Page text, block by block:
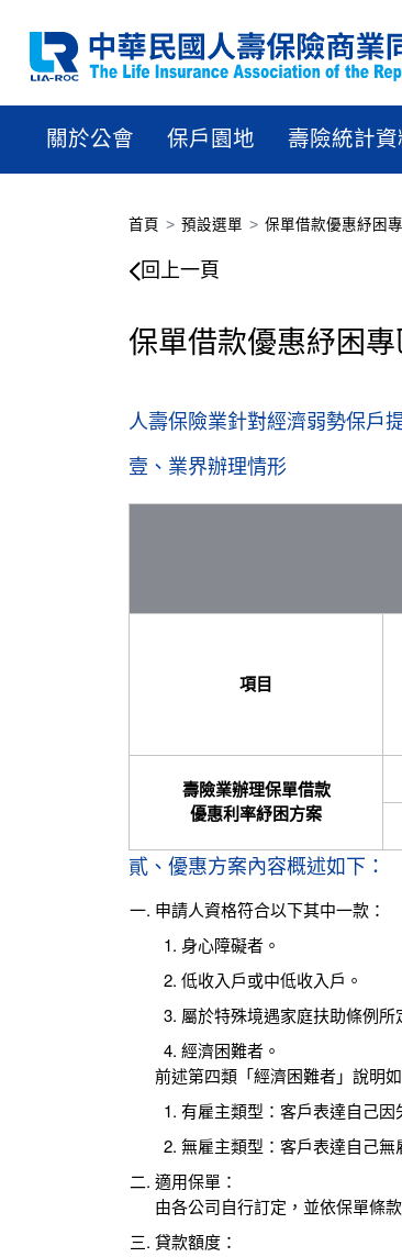
關於公會 保戶園地 壽險統計資
保單借款優惠紓困
首頁 預設選單 保單借款優惠紓困
回上一頁
保單借款優惠紓困專
人壽保險業針對經濟弱勢保戶
壹、業界辦理情形
項目
壽險業辦理保單借款
優惠利率紓困方案
貳、優惠方案內容概述如下：
申請人資格符合以下其中一款：
身心障礙者。
低收入戶或中低收入戶。
屬於特殊境遇家庭扶助條例所
經濟困難者。
前述第四類「經濟困難者」說明如
有雇主類型：客戶表達自己
無雇主類型：客戶表達自己無
適用保單：
由各公司自行訂定，並依保單條
貸款額度：